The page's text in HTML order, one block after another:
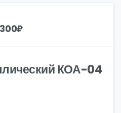
₽
КОА-04